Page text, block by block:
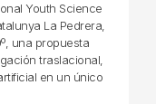
Youth Science
La Pedrera,
una propuesta
traslacional,
en un único